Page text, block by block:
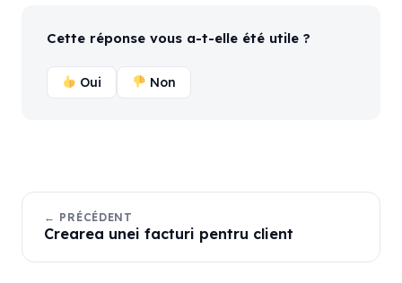
Cette réponse vous a-t-elle été utile ?
Oui Non
← PRÉCÉDENT
Crearea unei facturi pentru client